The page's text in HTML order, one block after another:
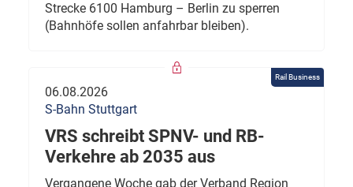
Strecke 6100 Hamburg – Berlin zu sperren
(Bahnhöfe sollen anfahrbar bleiben).
Rail Business
06.08.2026
S-Bahn Stuttgart
VRS schreibt SPNV- und RB-
Verkehre ab 2035 aus
Vergangene Woche gab der Verband Region